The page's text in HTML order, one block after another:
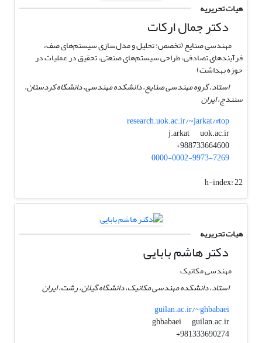
هیات تحریریه
دکتر جمال ارکات
مهندسی صنایع (تخصص: تحلیل و مدل‌سازی سیستم‌های صف،
فرآیندهای تصادفی، طراحی سیستم‌های صنعتی، تحقیق در عملیات در
حوزه بهداشت)
استاد، گروه مهندسی صنایع، دانشکده مهندسی، دانشگاه کردستان،
سنندج، ایران
research.uok.ac.ir/~jarkat/#top
j.arkat
uok.ac.ir
988733664600+
0000-0002-9973-7269
h-index:22
هیات تحریریه
دکتر هاشم بابایی
مهندسی مکانیک
استاد، دانشکده مهندسی مکانیک، دانشگاه گیلان، رشت، ایران
guilan.ac.ir/~ghbabaei
ghbabaei
guilan.ac.ir
981333690274+